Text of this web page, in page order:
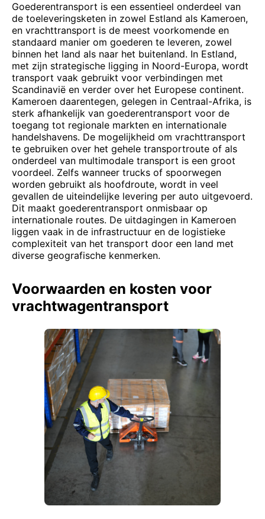
Goederentransport is een essentieel onderdeel van
de toeleveringsketen in zowel Estland als Kameroen,
en vrachttransport is de meest voorkomende en
standaard manier om goederen te leveren, zowel
binnen het land als naar het buitenland. In Estland,
met zijn strategische ligging in Noord-Europa, wordt
transport vaak gebruikt voor verbindingen met
Scandinavië en verder over het Europese continent.
Kameroen daarentegen, gelegen in Centraal-Afrika, is
sterk afhankelijk van goederentransport voor de
toegang tot regionale markten en internationale
handelshavens. De mogelijkheid om vrachttransport
te gebruiken over het gehele transportroute of als
onderdeel van multimodale transport is een groot
voordeel. Zelfs wanneer trucks of spoorwegen
worden gebruikt als hoofdroute, wordt in veel
gevallen de uiteindelijke levering per auto uitgevoerd.
Dit maakt goederentransport onmisbaar op
internationale routes. De uitdagingen in Kameroen
liggen vaak in de infrastructuur en de logistieke
complexiteit van het transport door een land met
diverse geografische kenmerken.
Voorwaarden en kosten voor
vrachtwagentransport